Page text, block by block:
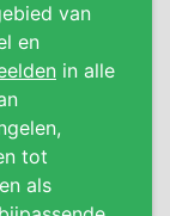
van
en
in alle
tot
als